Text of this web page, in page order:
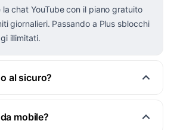
chat YouTube con il piano gratuito
giornalieri. Passando a Plus sblocchi
illimitati.
al sicuro?
mobile?